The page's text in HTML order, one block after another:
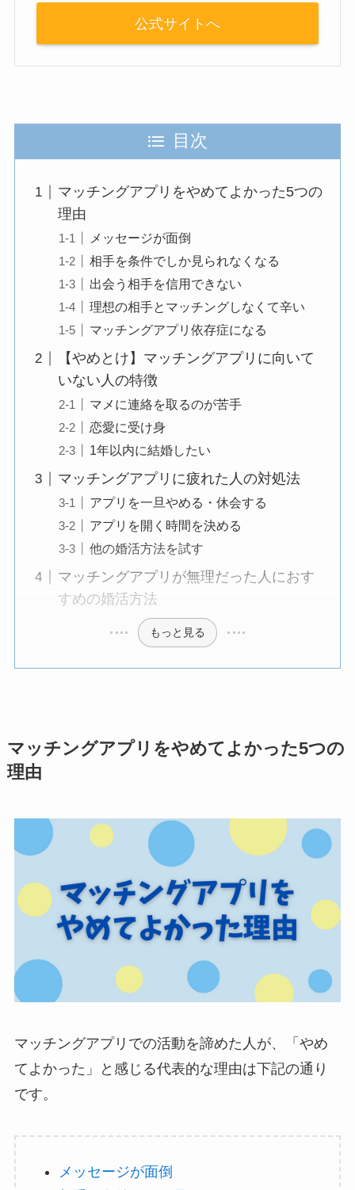
公式サイトへ
目次
マッチングアプリをやめてよかった5つの
理由
メッセージが面倒
相手を条件でしか見られなくなる
出会う相手を信用できない
理想の相手とマッチングしなくて辛い
マッチングアプリ依存症になる
【やめとけ】マッチングアプリに向いて
いない人の特徴
マメに連絡を取るのが苦手
恋愛に受け身
1年以内に結婚したい
マッチングアプリに疲れた人の対処法
アプリを一旦やめる・休会する
アプリを開く時間を決める
他の婚活方法を試す
マッチングアプリが無理だった人におす
すめの婚活方法
もっと見る
マッチングアプリをやめてよかった5つの
理由
マッチングアプリでの活動を諦めた人が、「やめ
てよかった」と感じる代表的な理由は下記の通り
です。
メッセージが面倒